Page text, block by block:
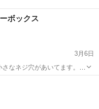
ボックス
3月6日
なネジ穴があいてます。
ます。 引き取りに来られる
。